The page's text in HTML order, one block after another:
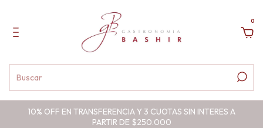
0
10% OFF EN TRANSFERENCIA Y 3 CUOTAS SIN INTERES A
PARTIR DE $250.000